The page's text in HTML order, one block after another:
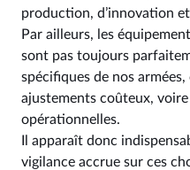
production, d’innovation
Par ailleurs, les
sont pas toujours
spécifiques de nos
ajustements coûteux,
opérationnelles.
Il apparaît donc
vigilance accrue sur ces